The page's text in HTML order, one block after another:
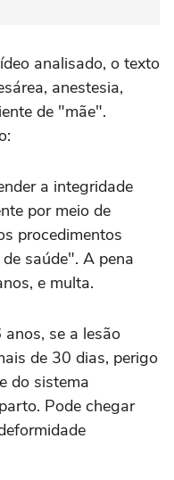
analisado, o texto
anestesia,
de "mãe".
a integridade
por meio de
procedimentos
saúde". A pena
e multa.
se a lesão
de 30 dias, perigo
do sistema
Pode chegar